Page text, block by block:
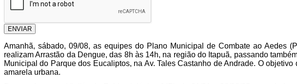
ENVIAR
Amanhã, sábado, 09/08, as equipes do Plano Municipal de Combate ao Aedes
realizam Arrastão da Dengue, das 8h às 14h, na região do Itapuã, passando
Municipal do Parque dos Eucaliptos, na Av. Tales Castanho de Andrade. O
amarela urbana.